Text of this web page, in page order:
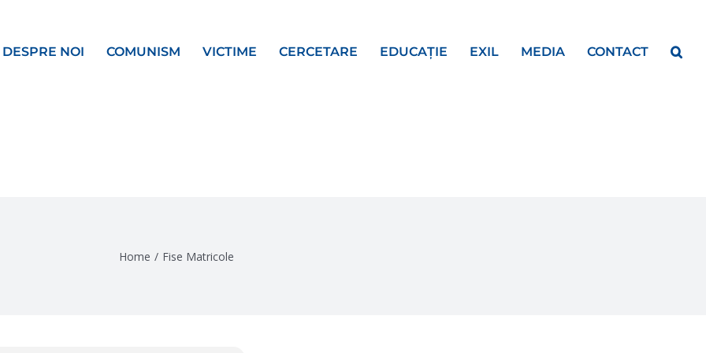
DESPRE NOI COMUNISM VICTIME CERCETARE EDUCAȚIE EXIL MEDIA CONTACT
Home / Fise Matricole